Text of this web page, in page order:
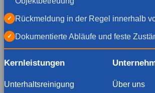
✓ Rückmeldung in der Regel innerhalb
✓ Dokumentierte Abläufe und feste
Kernleistungen
Unterhaltsreinigung Über uns